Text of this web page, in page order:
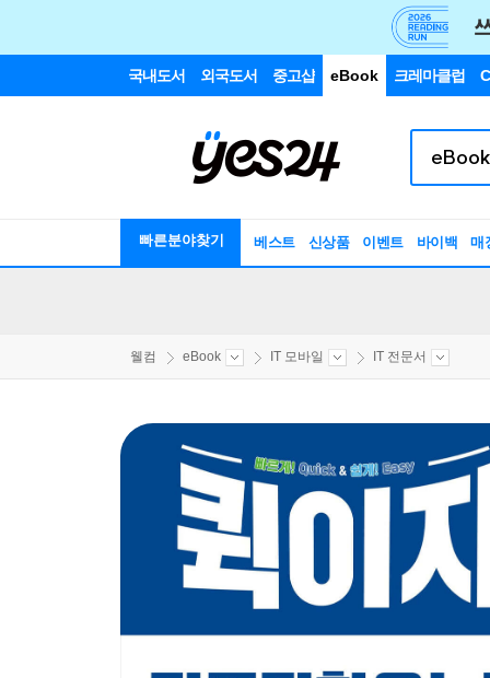
국내도서 외국도서 중고샵 eBook 크레마클럽
빠른분야찾기 베스트 신상품 이벤트 바이백 매
웰컴 eBook IT 모바일 IT 전문서